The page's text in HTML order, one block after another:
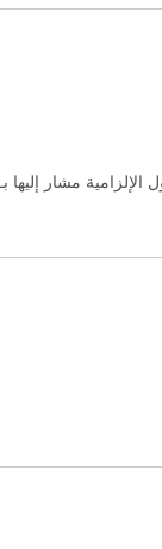
الإلزامية مشار إليها بـ